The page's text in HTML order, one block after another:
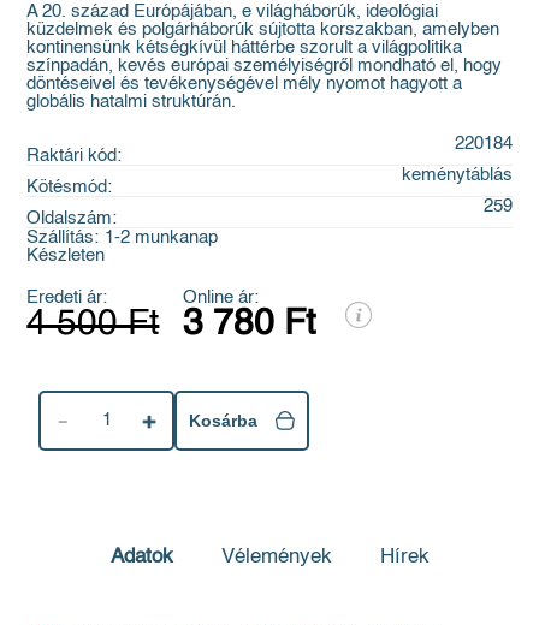
A 20. század Európájában, e világháborúk, ideológiai
küzdelmek és polgárháborúk sújtotta korszakban, amelyben
kontinensünk kétségkívül háttérbe szorult a világpolitika
színpadán, kevés európai személyiségről mondható el, hogy
döntéseivel és tevékenységével mély nyomot hagyott a
globális hatalmi struktúrán.
Raktári kód:
220184
Kötésmód:
keménytáblás
Oldalszám:
259
Szállítás: 1-2 munkanap
Készleten
Eredeti ár:
4 500 Ft
Online ár:
3 780 Ft
1 Kosárba
Adatok Vélemények Hírek